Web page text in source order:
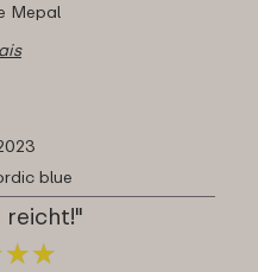
Mepal
blue
reicht!"
★★
★★